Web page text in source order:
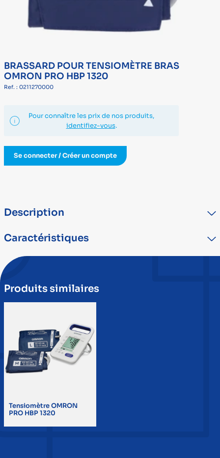
BRASSARD POUR TENSIOMÈTRE BRAS
OMRON PRO HBP 1320
Ref. : 0211270000
Pour connaître les prix de nos produits,
identifiez-vous.
Se connecter / Créer un compte
Description
Caractéristiques
TYPE
Produits similaires
Tensiomètre OMRON
PRO HBP 1320